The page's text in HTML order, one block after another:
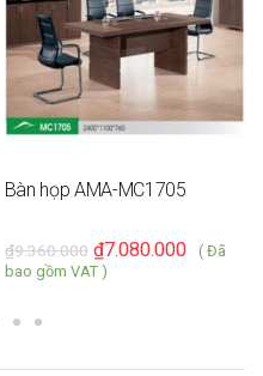
Bàn họp AMA-MC1705
9.360.000
₫ 7.080.000
₫
( Đã
bao gồm VAT )